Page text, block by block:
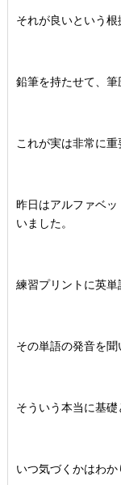
それが良いという根
鉛筆を持たせて、筆
これが実は非常に重
昨日はアルファベ
いました。
練習プリントに英単
その単語の発音を聞
そういう本当に基礎
いつ気づくかはわか